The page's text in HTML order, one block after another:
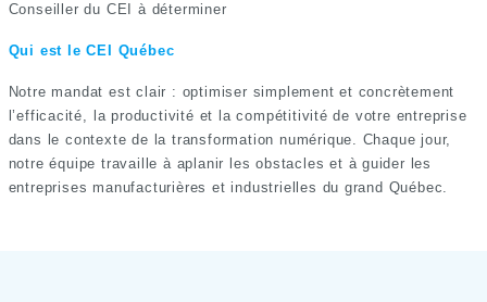
Conseiller du CEI à déterminer
Qui est le CEI Québec
Notre mandat est clair : optimiser simplement et concrètement
l’efficacité, la productivité et la compétitivité de votre entreprise
dans le contexte de la transformation numérique. Chaque jour,
notre équipe travaille à aplanir les obstacles et à guider les
entreprises manufacturières et industrielles du grand Québec.